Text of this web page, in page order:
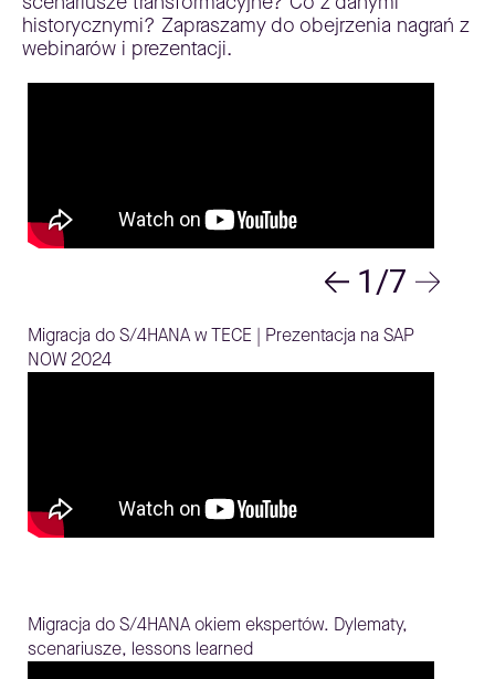
historycznymi? Zapraszamy do obejrzenia nagrań z
webinarów i prezentacji.
Migracja do S/4HANA w TECE | Prezentacja na SAP
NOW 2024
Migracja do S/4HANA okiem ekspertów. Dylematy,
scenariusze, lessons learned
1/7